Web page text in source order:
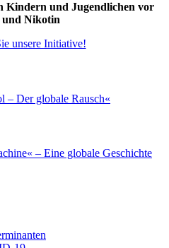
Kindern und Jugendlichen vor
Nikotin
unsere Initiative!
Der globale Rausch«
‒ Eine globale Geschichte